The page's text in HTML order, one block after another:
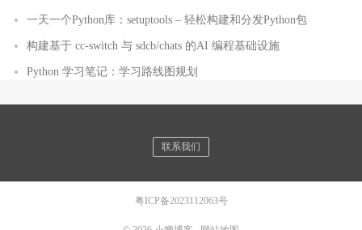
一天一个Python库：setuptools – 轻松构建和分发Python包
构建基于 cc-switch 与 sdcb/chats 的AI 编程基础设施
Python 学习笔记：学习路线图规划
联系我们
粤ICP备2023112063号